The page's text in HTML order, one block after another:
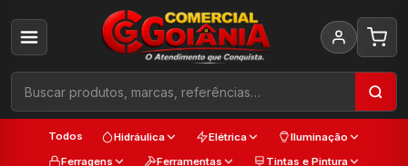
Todos Hidráulica Elétrica
Iluminação
Ferragens
Ferramentas
Tintas e Pintura